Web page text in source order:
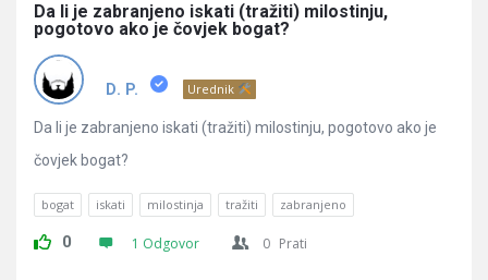
Latest
Pitanja
Da li je zabranjeno iskati (tražiti) milostinju,
pogotovo ako je čovjek bogat?
D. P. Urednik
Da li je zabranjeno iskati (tražiti) milostinju, pogotovo ako je
čovjek bogat?
bogat iskati milostinja tražiti zabranjeno
0 1 Odgovor 0 Prati